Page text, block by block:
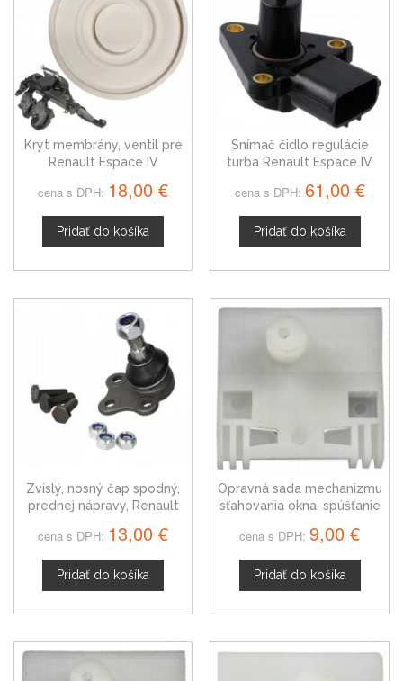
Kryt membrány, ventil pre
Renault Espace IV
cena s DPH: 18,00 €
Pridať do košíka
Snímač čidlo regulácie
turba Renault Espace IV
cena s DPH: 61,00 €
Pridať do košíka
Zvislý, nosný čap spodný,
prednej nápravy, Renault
cena s DPH: 13,00 €
Pridať do košíka
Opravná sada mechanizmu
sťahovania okna, spúšťanie
zadná pravá
cena s DPH: 9,00 €
Pridať do košíka